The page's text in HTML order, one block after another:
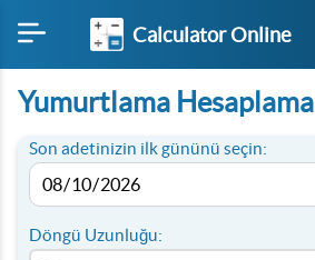
Calculator Online
Yumurtlama Hesaplama
Son adetinizin ilk gününü seçin:
Döngü Uzunluğu: